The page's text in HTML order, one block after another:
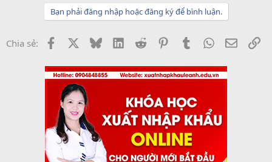
o
n
Bạn phải đăng nhập hoặc đăng ký để bình luận.
Chia sẻ: Facebook BlueskyLinkedInReddit PinterestTumblrWhatsApp
Email